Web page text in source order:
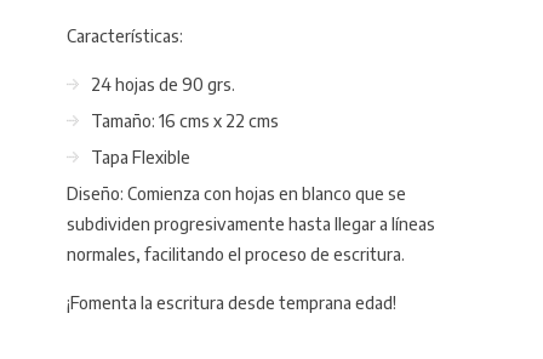
Características:
24 hojas de 90 grs.
Tamaño: 16 cms x 22 cms
Tapa Flexible
Diseño: Comienza con hojas en blanco que se
subdividen progresivamente hasta llegar a líneas
normales, facilitando el proceso de escritura.
¡Fomenta la escritura desde temprana edad!